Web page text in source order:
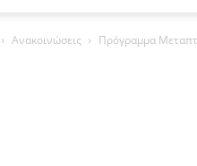
Ανακοινώσεις Πρόγραμμα